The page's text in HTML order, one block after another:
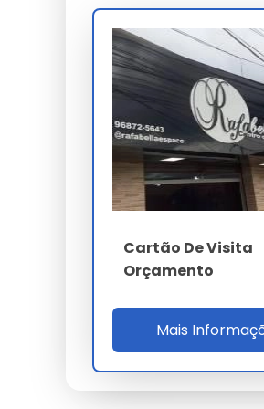
Para qualificação B2B
acabamentos,
verniz UV spot registro
acabamento, ROI 20% e
FSC CoC, capacidade
luxury. O ROI 20%
diferenciação.
Cartão De Visita
Orçamento
Mais